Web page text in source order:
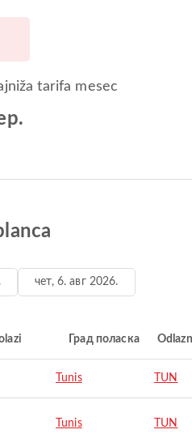
tarifa mesec
чет, 6. авг 2026.
Град поласка
Tunis TUN
Tunis TUN